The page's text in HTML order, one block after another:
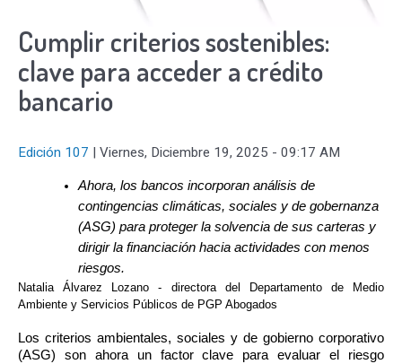
Cumplir criterios sostenibles:
clave para acceder a crédito
bancario
Edición 107 | Viernes, Diciembre 19, 2025 - 09:17 AM
Ahora, los bancos incorporan análisis de
contingencias climáticas, sociales y de gobernanza
(ASG) para proteger la solvencia de sus carteras y
dirigir la financiación hacia actividades con menos
riesgos.
Natalia Álvarez Lozano - directora del Departamento de Medio
Ambiente y Servicios Públicos de PGP Abogados
Los criterios ambientales, sociales y de gobierno corporativo
(ASG) son ahora un factor clave para evaluar el riesgo